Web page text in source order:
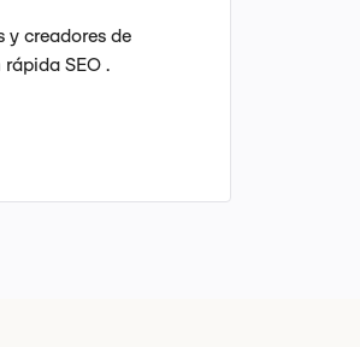
y creadores de
SEO .